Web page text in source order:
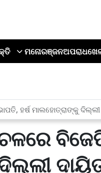
ମନୋରଞ୍ଜନଅପରାଧ
ହର୍ଷ ମାଲହୋତ୍ରାଙ୍କୁ
ଦିଲ୍ଲୀ